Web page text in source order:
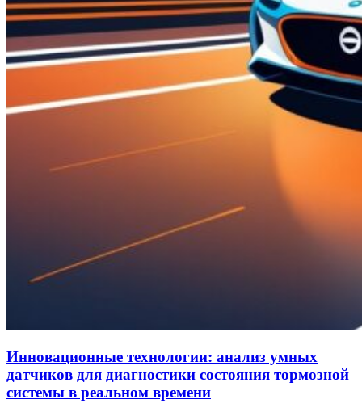
Инновационные технологии: анализ умных
датчиков для диагностики состояния тормозной
системы в реальном времени